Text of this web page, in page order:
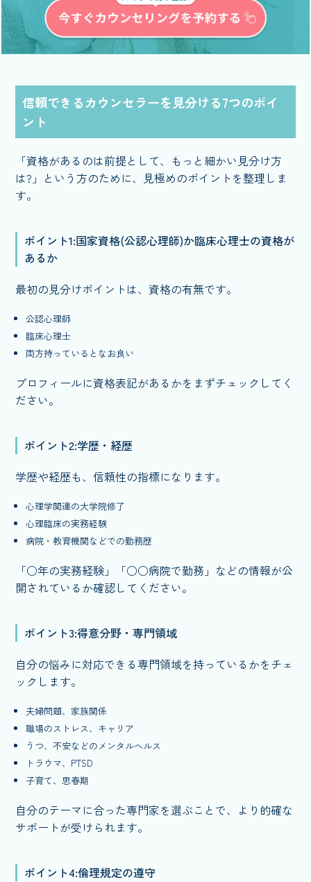
信頼できるカウンセラーを見分ける7つのポイ
ント
「資格があるのは前提として、もっと細かい見分け方
は?」という方のために、見極めのポイントを整理しま
す。
ポイント1:国家資格(公認心理師)か臨床心理士の資格が
あるか
最初の見分けポイントは、資格の有無です。
公認心理師
臨床心理士
両方持っているとなお良い
プロフィールに資格表記があるかをまずチェックしてく
ださい。
ポイント2:学歴・経歴
学歴や経歴も、信頼性の指標になります。
心理学関連の大学院修了
心理臨床の実務経験
病院・教育機関などでの勤務歴
「○年の実務経験」「○○病院で勤務」などの情報が公
開されているか確認してください。
ポイント3:得意分野・専門領域
自分の悩みに対応できる専門領域を持っているかをチェ
ックします。
夫婦問題、家族関係
職場のストレス、キャリア
うつ、不安などのメンタルヘルス
トラウマ、PTSD
子育て、思春期
自分のテーマに合った専門家を選ぶことで、より的確な
サポートが受けられます。
ポイント4:倫理規定の遵守